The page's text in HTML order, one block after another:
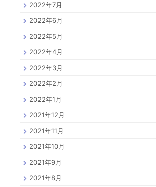
2022年7月
2022年6月
2022年5月
2022年4月
2022年3月
2022年2月
2022年1月
2021年12月
2021年11月
2021年10月
2021年9月
2021年8月